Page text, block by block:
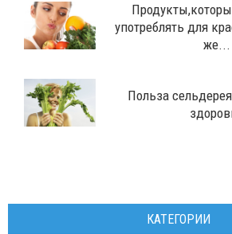
употреблять для
же...
Польза
КАТЕГОРИИ